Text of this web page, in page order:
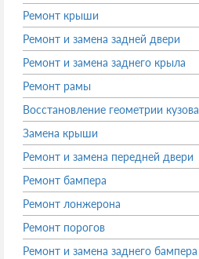
Ремонт крыши
Ремонт и замена задней двери
Ремонт и замена заднего крыла
Ремонт рамы
Восстановление геометрии кузова
Замена крыши
Ремонт и замена передней двери
Ремонт бампера
Ремонт лонжерона
Ремонт порогов
Ремонт и замена заднего бампера